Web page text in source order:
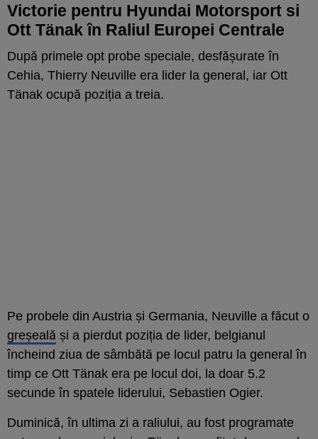
Victorie pentru Hyundai Motorsport si
Ott Tänak în Raliul Europei Centrale
După primele opt probe speciale, desfășurate în
Cehia, Thierry Neuville era lider la general, iar Ott
Tänak ocupă poziția a treia.
Pe probele din Austria și Germania, Neuville a făcut o
greșeală și a pierdut poziția de lider, belgianul
încheind ziua de sâmbătă pe locul patru la general în
timp ce Ott Tänak era pe locul doi, la doar 5.2
secunde în spatele liderului, Sebastien Ogier.
Duminică, în ultima zi a raliului, au fost programate